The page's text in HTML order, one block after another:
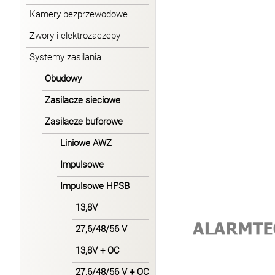
Kamery bezprzewodowe
Zwory i elektrozaczepy
Systemy zasilania
Obudowy
Zasilacze sieciowe
Zasilacze buforowe
Liniowe AWZ
Impulsowe
Impulsowe HPSB
13,8V
27,6/48/56 V
13,8V + OC
27,6/48/56 V + OC